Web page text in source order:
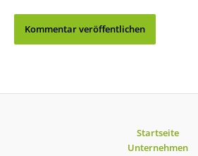
Startseite
Unternehmen